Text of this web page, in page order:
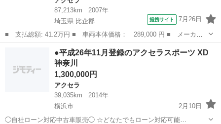
87,213km
2007年
埼玉県 比企郡
提携サイト 7月26日
■ 支払総額: 41.2万円 ■ 車両本体価格： 289,000 円 ■ メーカー
名： マツダ ■ 車種名： アクセラスポーツ ■ グレード名： １
５Ｃ ＡＢＳ／ディスチャージドランプ／アルミホイール／４ＷＤ／
盗難防止装置...
アクセラ
●平成26年11月登録のアクセラスポーツ XD
神奈川
1,300,000円
アクセラ
39,035km
2014年
横浜市
2月10日
◯自社ローン対応中古車販売◯ ☆どなたでもローン対応可能